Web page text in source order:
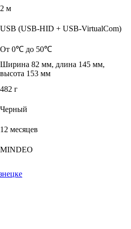
2 м
USB (USB-HID + USB-VirtualCom)
От 0℃ до 50℃
Ширина 82 мм, длина 145 мм,
высота 153 мм
482 г
Черный
12 месяцев
MINDEO